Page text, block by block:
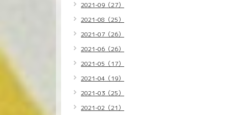
2021-09（27）
2021-08（25）
2021-07（26）
2021-06（26）
2021-05（17）
2021-04（19）
2021-03（25）
2021-02（21）